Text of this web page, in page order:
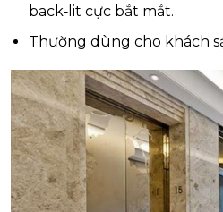
back‑lit cực bắt mắt.
Thường dùng cho khách